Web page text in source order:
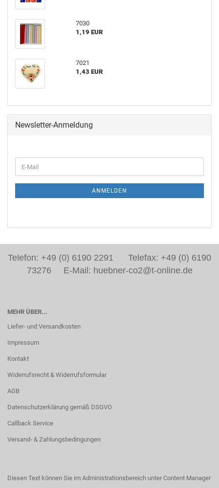
7030
1,19 EUR
7021
1,43 EUR
Newsletter-Anmeldung
ANMELDEN
Telefon: +49 (0) 6190 2291 Telefax: +49 (0) 6190
73276 E-Mail: huebner-co2@t-online.de
MEHR ÜBER...
Liefer- und Versandkosten
Impressum
Kontakt
Widerrufsrecht & Widerrufsformular
AGB
Datenschutzerklärung gemäß DSGVO
Callback Service
Versand- & Zahlungsbedingungen
Diesen Text können Sie im Administrationsbereich unter Content Manager